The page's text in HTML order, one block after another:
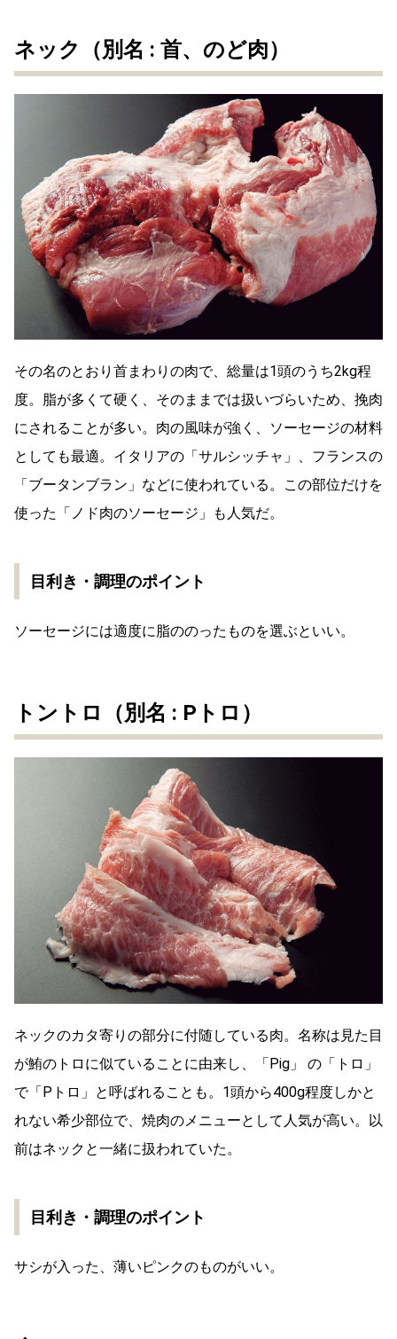
ネック（別名 : 首、のど肉）
その名のとおり首まわりの肉で、総量は1頭のうち2kg程
度。脂が多くて硬く、そのままでは扱いづらいため、挽肉
にされることが多い。肉の風味が強く、ソーセージの材料
としても最適。イタリアの「サルシッチャ」、フランスの
「ブータンブラン」などに使われている。この部位だけを
使った「ノド肉のソーセージ」も人気だ。
目利き・調理のポイント
ソーセージには適度に脂ののったものを選ぶといい。
トントロ（別名 : Pトロ）
ネックのカタ寄りの部分に付随している肉。名称は見た目
が鮪のトロに似ていることに由来し、「Pig」 の「トロ」
で「Pトロ」と呼ばれることも。1頭から400g程度しかと
れない希少部位で、焼肉のメニューとして人気が高い。以
前はネックと一緒に扱われていた。
目利き・調理のポイント
サシが入った、薄いピンクのものがいい。